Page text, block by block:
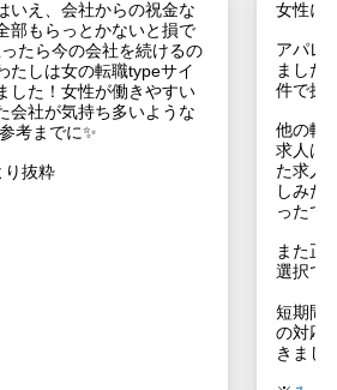
いえ、会社からの祝金な
部もらっとかないと損で
たら今の会社を続けるの
しは女の転職typeサイ
した！女性が働きやすい
会社が気持ち多いような
考までに✨
り抜粋
女性に
アパレ
ました
件で探
他の転
求人は
た求人
しみた
ったで
また正
選択で
短期間
の対応
きまし